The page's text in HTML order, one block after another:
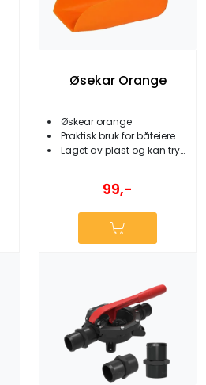
Øsekar Orange
Øskear orange
Praktisk bruk for båteiere
Laget av plast og kan trygt brukes sammen med mat
99,-